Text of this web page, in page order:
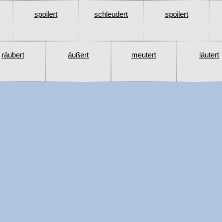
spoilert schleudert spoilert
räubert äußert meutert läutert